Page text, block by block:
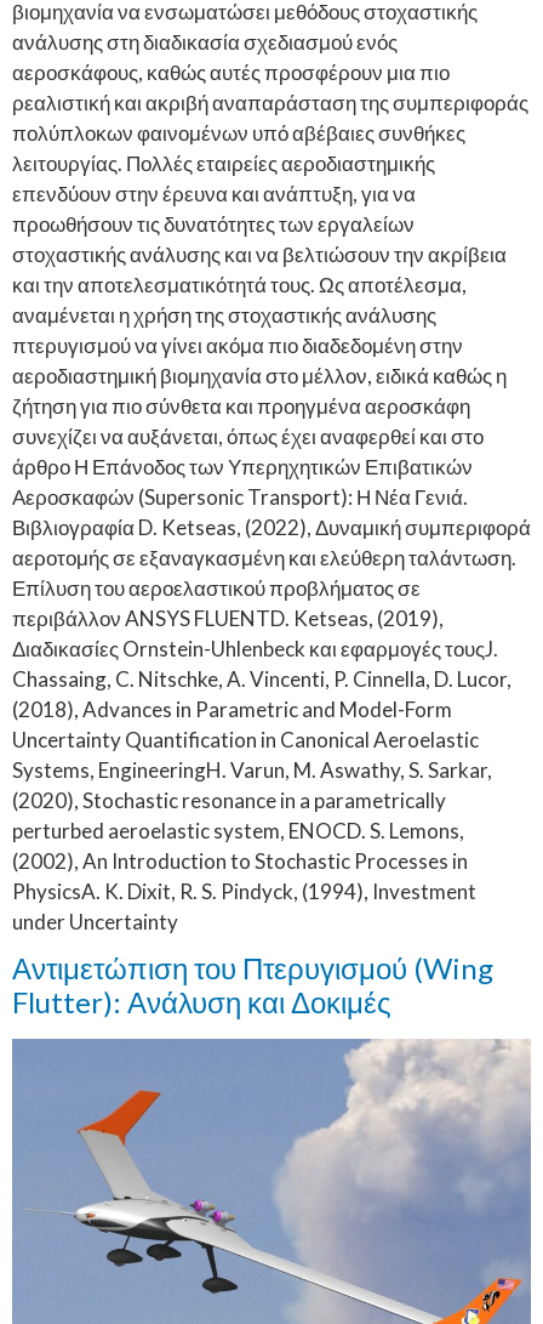
βιομηχανία να ενσωματώσει μεθόδους στοχαστικής
ανάλυσης στη διαδικασία σχεδιασμού ενός
αεροσκάφους, καθώς αυτές προσφέρουν μια πιο
ρεαλιστική και ακριβή αναπαράσταση της συμπεριφοράς
πολύπλοκων φαινομένων υπό αβέβαιες συνθήκες
λειτουργίας. Πολλές εταιρείες αεροδιαστημικής
επενδύουν στην έρευνα και ανάπτυξη, για να
προωθήσουν τις δυνατότητες των εργαλείων
στοχαστικής ανάλυσης και να βελτιώσουν την ακρίβεια
και την αποτελεσματικότητά τους. Ως αποτέλεσμα,
αναμένεται η χρήση της στοχαστικής ανάλυσης
πτερυγισμού να γίνει ακόμα πιο διαδεδομένη στην
αεροδιαστημική βιομηχανία στο μέλλον, ειδικά καθώς η
ζήτηση για πιο σύνθετα και προηγμένα αεροσκάφη
συνεχίζει να αυξάνεται, όπως έχει αναφερθεί και στο
άρθρο Η Επάνοδος των Υπερηχητικών Επιβατικών
Αεροσκαφών (Supersonic Transport): Η Νέα Γενιά.
Βιβλιογραφία D. Ketseas, (2022), Δυναμική συμπεριφορά
αεροτομής σε εξαναγκασμένη και ελεύθερη ταλάντωση.
Επίλυση του αεροελαστικού προβλήματος σε
περιβάλλον ANSYS FLUENTD. Ketseas, (2019),
Διαδικασίες Ornstein-Uhlenbeck και εφαρμογές τουςJ.
Chassaing, C. Nitschke, A. Vincenti, P. Cinnella, D. Lucor,
(2018), Advances in Parametric and Model-Form
Uncertainty Quantification in Canonical Aeroelastic
Systems, EngineeringH. Varun, M. Aswathy, S. Sarkar,
(2020), Stochastic resonance in a parametrically
perturbed aeroelastic system, ENOCD. S. Lemons,
(2002), An Introduction to Stochastic Processes in
PhysicsA. K. Dixit, R. S. Pindyck, (1994), Investment
under Uncertainty
Αντιμετώπιση του Πτερυγισμού (Wing
Flutter): Ανάλυση και Δοκιμές